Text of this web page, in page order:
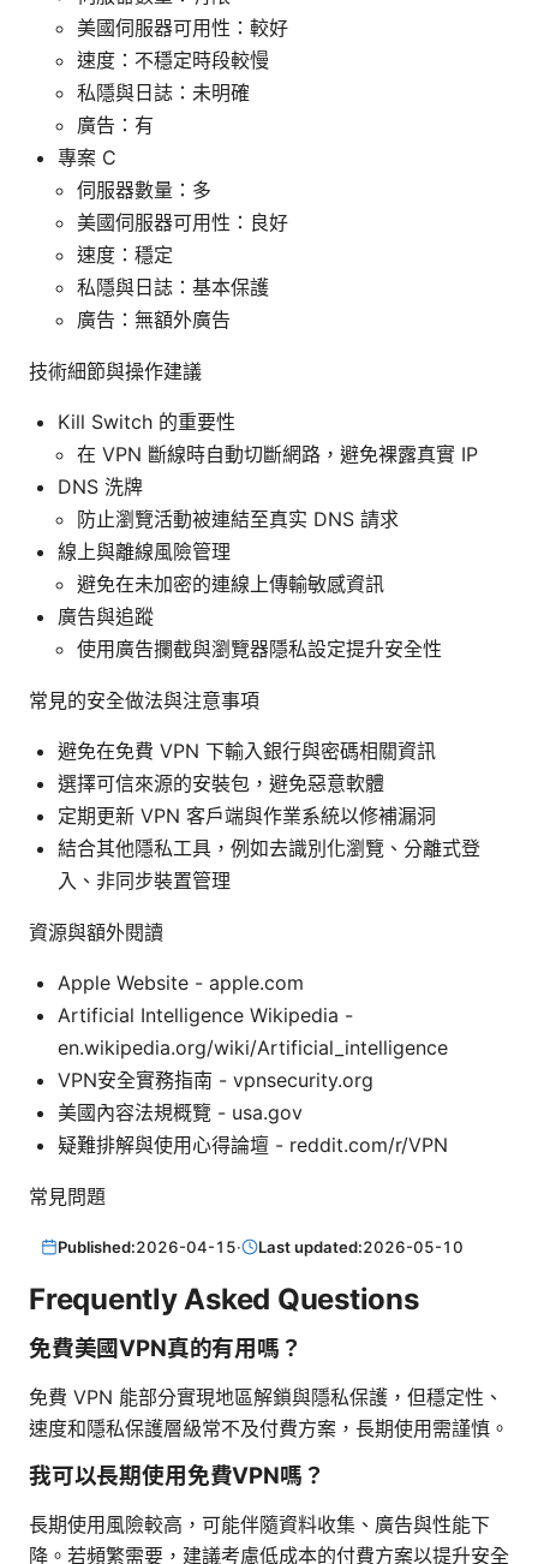
美國伺服器可用性：較好
速度：不穩定時段較慢
私隱與日誌：未明確
廣告：有
專案 C
伺服器數量：多
美國伺服器可用性：良好
速度：穩定
私隱與日誌：基本保護
廣告：無額外廣告
技術細節與操作建議
Kill Switch 的重要性
在 VPN 斷線時自動切斷網路，避免裸露真實 IP
DNS 洗牌
防止瀏覽活動被連結至真实 DNS 請求
線上與離線風險管理
避免在未加密的連線上傳輸敏感資訊
廣告與追蹤
使用廣告攔截與瀏覽器隱私設定提升安全性
常見的安全做法與注意事項
避免在免費 VPN 下輸入銀行與密碼相關資訊
選擇可信來源的安裝包，避免惡意軟體
定期更新 VPN 客戶端與作業系統以修補漏洞
結合其他隱私工具，例如去識別化瀏覽、分離式登
入、非同步裝置管理
資源與額外閱讀
Apple Website - apple.com
Artificial Intelligence Wikipedia -
en.wikipedia.org/wiki/Artificial_intelligence
VPN安全實務指南 - vpnsecurity.org
美國內容法規概覽 - usa.gov
疑難排解與使用心得論壇 - reddit.com/r/VPN
常見問題
Published:2026-04-15· Last updated:2026-05-10
Frequently Asked Questions
免費美國VPN真的有用嗎？
免費 VPN 能部分實現地區解鎖與隱私保護，但穩定性、
速度和隱私保護層級常不及付費方案，長期使用需謹慎。
我可以長期使用免費VPN嗎？
長期使用風險較高，可能伴隨資料收集、廣告與性能下
降。若頻繁需要，建議考慮低成本的付費方案以提升安全